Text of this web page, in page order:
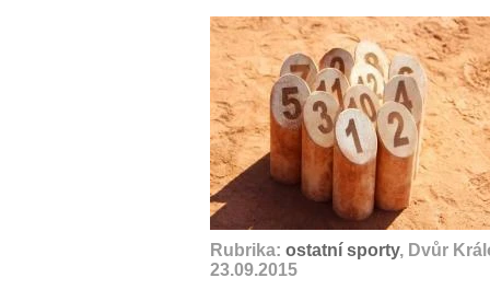
Rubrika: ostatní sporty, Dvůr
23.09.2015